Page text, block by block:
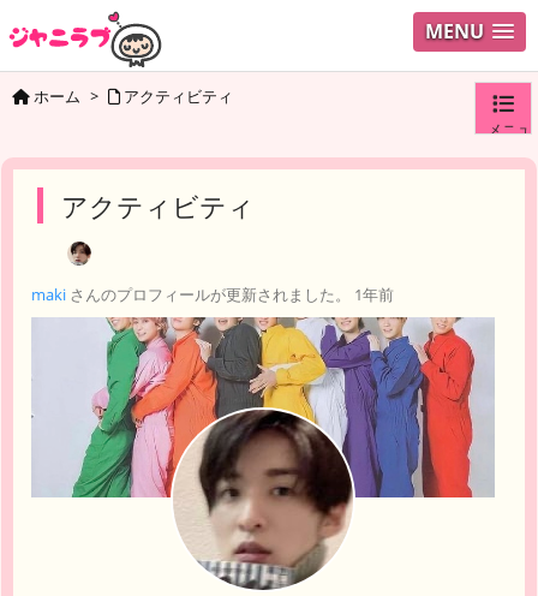
MENU
メニュ
検索
ホーム > アクティビティ
アクティビティ
maki さんのプロフィールが更新されました。 1年前